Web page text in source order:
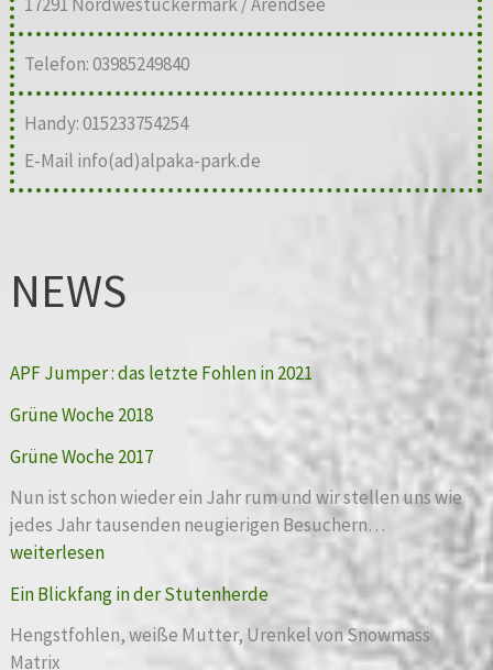
Telefon: 03985249840
Handy: 015233754254
E-Mail info(ad)alpaka-park.de
NEWS
APF Jumper : das letzte Fohlen in 2021
Grüne Woche 2018
Grüne Woche 2017
Nun ist schon wieder ein Jahr rum und wir stellen uns wie
jedes Jahr tausenden neugierigen Besuchern…
ü
e
W
weiterlesen
Ein Blickfang in der Stutenherde
Hengstfohlen, weiße Mutter, Urenkel von Snowmass
Matrix